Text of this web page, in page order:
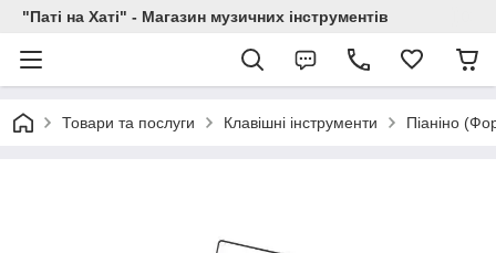
"Паті на Хаті" - Магазин музичних інструментів
Товари та послуги Клавішні інструменти Піаніно